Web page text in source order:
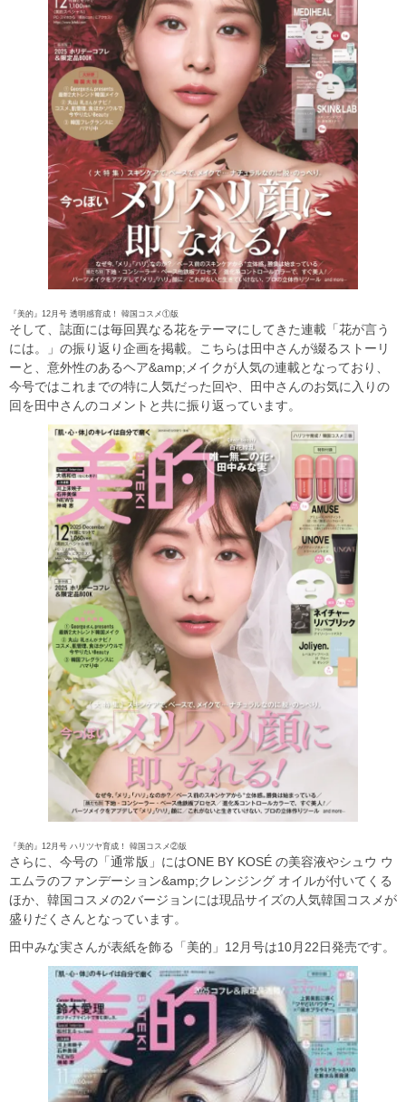
『美的』12月号 透明感育成！ 韓国コスメ①版
そして、誌面には毎回異なる花をテーマにしてきた連載「花が言う
には。」の振り返り企画を掲載。こちらは田中さんが綴るストーリ
ーと、意外性のあるヘア&amp;メイクが人気の連載となっており、
今号ではこれまでの特に人気だった回や、田中さんのお気に入りの
回を田中さんのコメントと共に振り返っています。
『美的』12月号 ハリツヤ育成！ 韓国コスメ②版
さらに、今号の「通常版」にはONE BY KOSÉ の美容液やシュウ ウ
エムラのファンデーション&amp;クレンジング オイルが付いてくる
ほか、韓国コスメの2バージョンには現品サイズの人気韓国コスメが
盛りだくさんとなっています。
田中みな実さんが表紙を飾る「美的」12月号は10月22日発売です。